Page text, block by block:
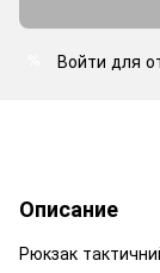
Войти для
Описание
Рюкзак